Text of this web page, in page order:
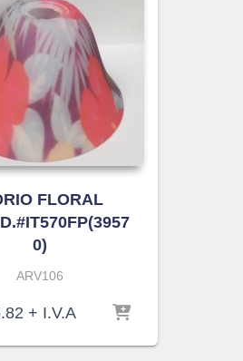
FLORAL
0)
ARV106
+ I.V.A